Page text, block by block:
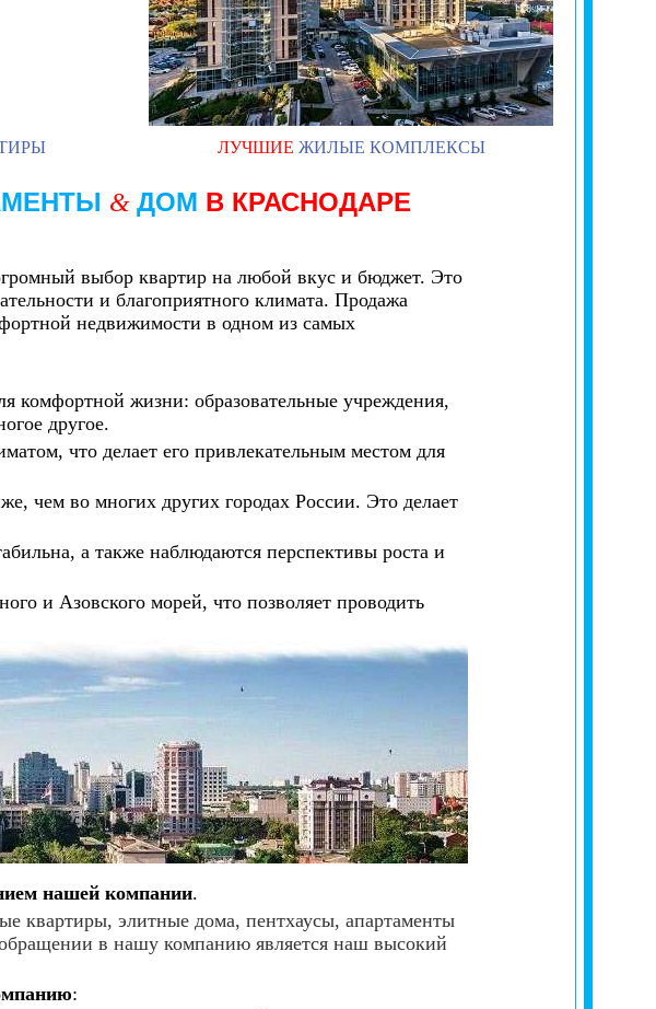
ЛУЧШИЕ ЖИЛЫЕ КОМПЛЕКСЫ
& ДОМ В КРАСНОДАРЕ
выбор квартир на любой вкус и бюджет. Это
и благоприятного климата. Продажа
недвижимости в одном из самых
комфортной жизни: образовательные учреждения,
другое.
что делает его привлекательным местом для
чем во многих других городах России. Это делает
а также наблюдаются перспективы роста и
и Азовского морей, что позволяет проводить
нашей компании.
квартиры, элитные дома, пентхаусы, апартаменты
в нашу компанию является наш высокий
: